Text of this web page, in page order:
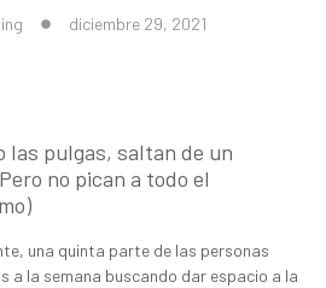
diciembre 29, 2021
las pulgas, saltan de un
no pican a todo el
una quinta parte de las personas
a la semana buscando dar espacio a la